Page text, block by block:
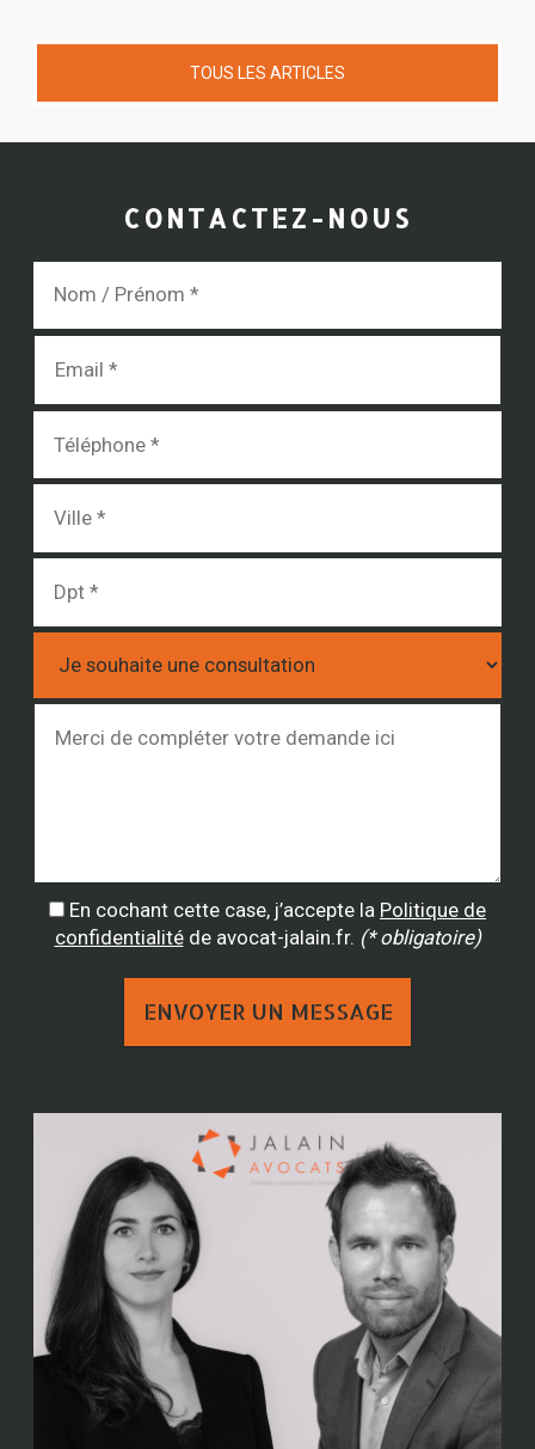
TOUS LES ARTICLES
CONTACTEZ-NOUS
En cochant cette case, j’accepte la Politique de
confidentialitéde avocat-jalain.fr. (* obligatoire)